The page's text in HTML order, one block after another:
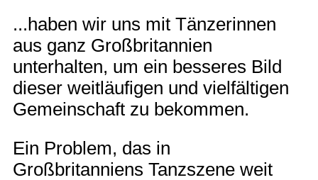
...haben wir uns mit Tänzerinnen
aus ganz Großbritannien
unterhalten, um ein besseres Bild
dieser weitläufigen und vielfältigen
Gemeinschaft zu bekommen.
Ein Problem, das in
Großbritanniens Tanzszene weit